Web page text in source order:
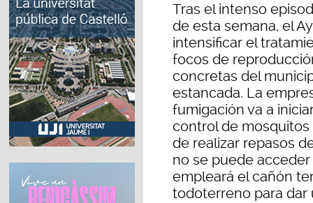
Tras el intenso
de esta semana, el
intensificar el
focos de
concretas del
estancada. La
fumigación va a
control de
de realizar repasos
no se puede
empleará el cañón
todoterreno para dar